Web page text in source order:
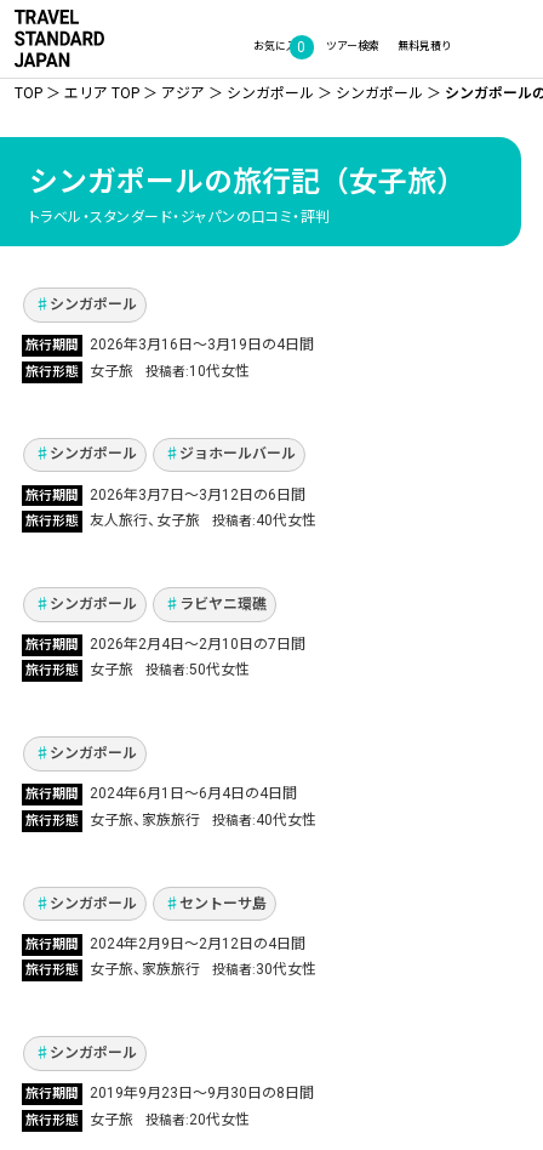
お気に入り
0 無料見積り
ツアー検索
TOP エリア TOP アジア シンガポール シンガポール シンガポール
シンガポールの旅行記（女子旅）
トラベル・スタンダード・ジャパンの口コミ・評判
Vol.1332
初めてのシンガポール女子旅！安心満喫4日間
の思い出
シンガポール
旅行期間 2026年3月16日〜3月19日の4日間
旅行形態 女子旅 投稿者 10代女性
Vol.1329
友人達と巡るシンガポール、ジョホールバル！
シンガポール ジョホールバール
旅行期間 2026年3月7日〜3月12日の6日間
旅行形態 友人旅行 女子旅 投稿者 40代女性
Vol.1320
モルディブとシンガポールへ！憧れのリゾート
シンガポール ラビヤニ環礁
旅行期間 2026年2月4日〜2月10日の7日間
旅行形態 女子旅 投稿者 50代女性
Vol.1075
親子３世代 毎年恒例の女子旅！今年はマーライ
シンガポール
旅行期間 2024年6月1日〜6月4日の4日間
旅行形態 女子旅 家族旅行 投稿者 40代女性
Vol.966
3姉妹で初めてのシンガポール2泊4日の旅!USS
をメインにショッピングにグルメと思う存分満
シンガポール セントーサ島
旅行期間 2024年2月9日〜2月12日の4日間
旅行形態 女子旅 家族旅行 投稿者 30代女性
Vol.449
マリーナベイサンズ・グルメ・観光・ビーチ・
買い物！想像以上に最高だったシンガポール女
シンガポール
旅行期間 2019年9月23日～9月30日の8日間
旅行形態 女子旅 投稿者 20代女性
可愛いをいっぱい詰め込んだ3泊4日間！女子旅